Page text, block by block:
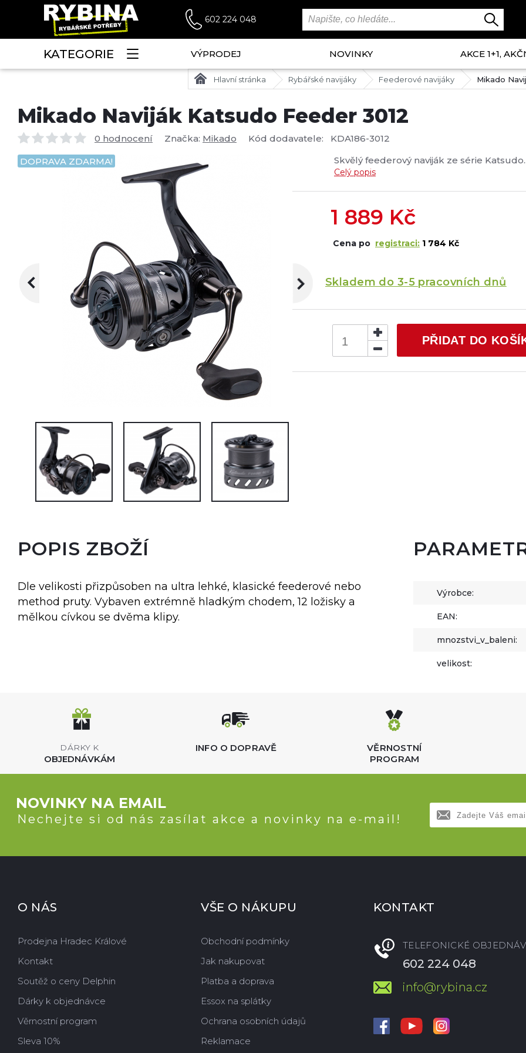
602 224 048
KATEGORIE VÝPRODEJ NOVINKY AKCE 1+1,
Hlavní stránka Rybářské navijáky Feederové navijáky Mikado
Mikado Naviják Katsudo Feeder 3012
0 hodnocení Značka: Mikado Kód dodavatele: KDA186-3012
DOPRAVA ZDARMA! Skvělý feederový naviják ze série
Celý popis
1 889 Kč
Cena po registraci: 1 784 Kč
Skladem do 3-5 pracovních dnů
PŘIDAT DO
POPIS ZBOŽÍ
Dle velikosti přizpůsoben na ultra lehké, klasické feederové nebo
method pruty. Vybaven extrémně hladkým chodem, 12 ložisky a
mělkou cívkou se dvěma klipy.
Výrobce:
EAN:
mnozstvi_v_baleni:
velikost:
DÁRKY K
OBJEDNÁVKÁM
INFO O DOPRAVĚ
VĚRNOSTNÍ
PROGRAM
NOVINKY NA EMAIL
Nechejte si od nás zasílat akce a novinky na e-mail!
O NÁS
Prodejna Hradec Králové
Kontakt
Soutěž o ceny Delphin
Dárky k objednávce
Věrnostní program
Sleva 10%
VŠE O NÁKUPU
Obchodní podmínky
Jak nakupovat
Platba a doprava
Essox na splátky
Ochrana osobních údajů
Reklamace
KONTAKT
TELEFONICKÉ
602 224 048
info@rybina.cz